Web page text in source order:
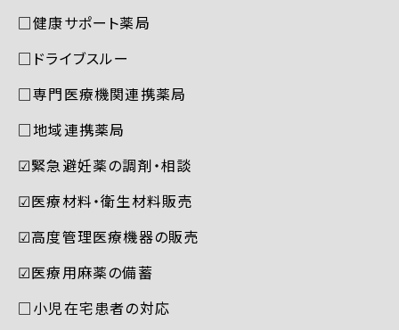
□健康サポート薬局
□ドライブスルー
□専門医療機関連携薬局
□地域連携薬局
☑︎緊急避妊薬の調剤・相談
☑︎医療材料・衛生材料販売
☑︎高度管理医療機器の販売
☑︎医療用麻薬の備蓄
□小児在宅患者の対応